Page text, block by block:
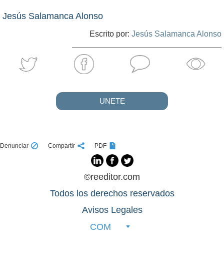
Jesús Salamanca Alonso
Escrito por: Jesús Salamanca Alonso
UNETE
Denunciar Compartir PDF
©reeditor.com
Todos los derechos reservados
Avisos Legales